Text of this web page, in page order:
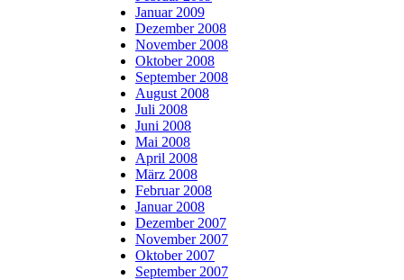
Januar 2009
Dezember 2008
November 2008
Oktober 2008
September 2008
August 2008
Juli 2008
Juni 2008
Mai 2008
April 2008
März 2008
Februar 2008
Januar 2008
Dezember 2007
November 2007
Oktober 2007
September 2007